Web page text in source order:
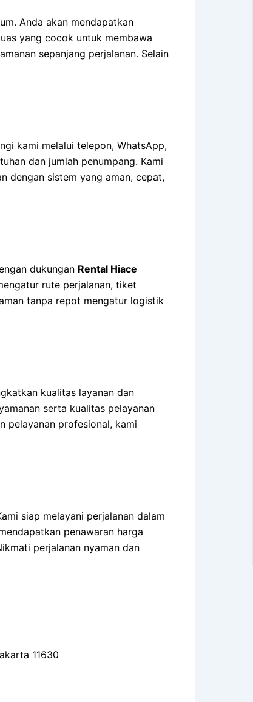
Anda akan mendapatkan
yang cocok untuk membawa
sepanjang perjalanan. Selain
kami melalui telepon, WhatsApp,
dan jumlah penumpang. Kami
dengan sistem yang aman, cepat,
dukungan Rental Hiace
rute perjalanan, tiket
tanpa repot mengatur logistik
kualitas layanan dan
serta kualitas pelayanan
pelayanan profesional, kami
siap melayani perjalanan dalam
penawaran harga
perjalanan nyaman dan
11630